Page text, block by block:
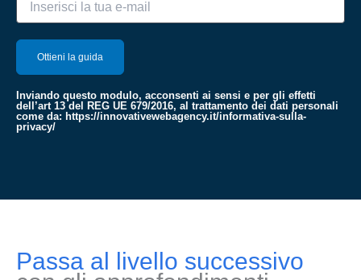
Inviando questo modulo, acconsenti ai sensi e per gli effetti
dell’art 13 del REG UE 679/2016, al trattamento dei dati personali
come da: https://innovativewebagency.it/informativa-sulla-
privacy/
Passa al livello successivo